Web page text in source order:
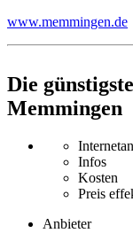
www.memmingen.de
Die
Memmingen
Infos
Kosten
Preis
Anbieter